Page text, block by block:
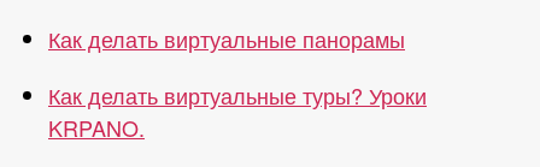
Как делать виртуальные панорамы
Как делать виртуальные туры? Уроки
KRPANO.